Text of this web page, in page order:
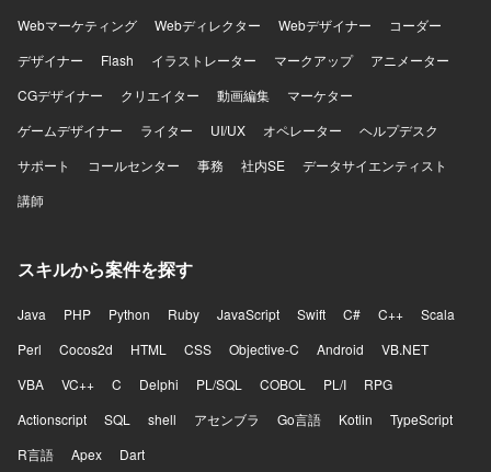
Webマーケティング
Webディレクター Webデザイナー
コーダー
デザイナー
Flash イラストレーター マークアップ
アニメーター
CGデザイナー
クリエイター 動画編集
マーケター
ゲームデザイナー
ライター UI/UX オペレーター
ヘルプデスク
サポート
コールセンター 事務 社内SE
データサイエンティスト
講師
スキルから案件を探す
Java PHP Python Ruby JavaScript Swift C# C++
Scala
Perl
Cocos2d HTML CSS Objective-C Android
VB.NET
VBA
VC++ C Delphi PL/SQL COBOL PL/I
RPG
Actionscript
SQL shell アセンブラ Go言語 Kotlin
TypeScript
R言語
Apex Dart